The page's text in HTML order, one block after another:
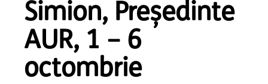
Simion, Președinte
AUR, 1 – 6
octombrie